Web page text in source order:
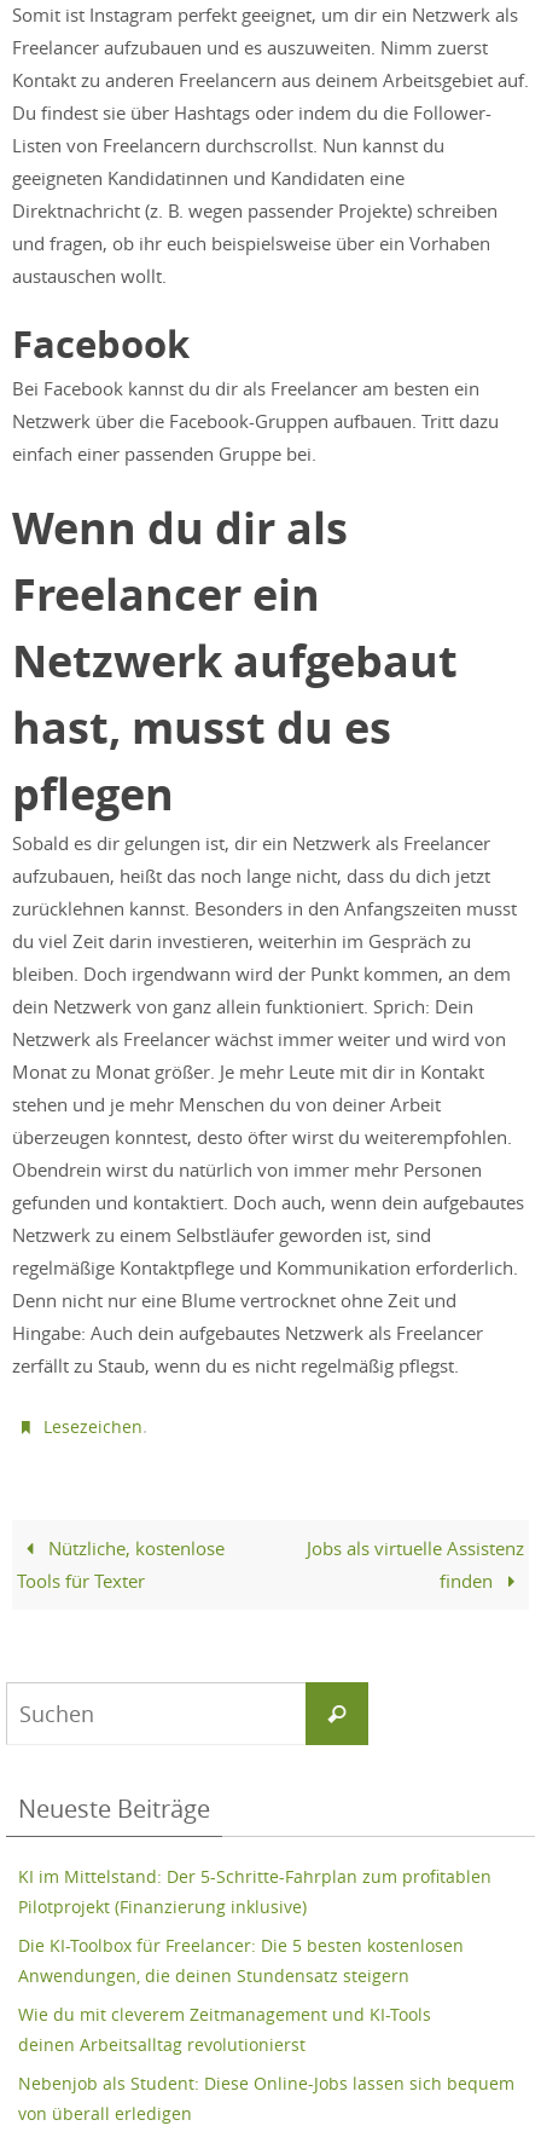
Somit ist Instagram perfekt geeignet, um dir ein Netzwerk als
Freelancer aufzubauen und es auszuweiten. Nimm zuerst
Kontakt zu anderen Freelancern aus deinem Arbeitsgebiet auf.
Du findest sie über Hashtags oder indem du die Follower-
Listen von Freelancern durchscrollst. Nun kannst du
geeigneten Kandidatinnen und Kandidaten eine
Direktnachricht (z. B. wegen passender Projekte) schreiben
und fragen, ob ihr euch beispielsweise über ein Vorhaben
austauschen wollt.
Facebook
Bei Facebook kannst du dir als Freelancer am besten ein
Netzwerk über die Facebook-Gruppen aufbauen. Tritt dazu
einfach einer passenden Gruppe bei.
Wenn du dir als
Freelancer ein
Netzwerk aufgebaut
hast, musst du es
pflegen
Sobald es dir gelungen ist, dir ein Netzwerk als Freelancer
aufzubauen, heißt das noch lange nicht, dass du dich jetzt
zurücklehnen kannst. Besonders in den Anfangszeiten musst
du viel Zeit darin investieren, weiterhin im Gespräch zu
bleiben. Doch irgendwann wird der Punkt kommen, an dem
dein Netzwerk von ganz allein funktioniert. Sprich: Dein
Netzwerk als Freelancer wächst immer weiter und wird von
Monat zu Monat größer. Je mehr Leute mit dir in Kontakt
stehen und je mehr Menschen du von deiner Arbeit
überzeugen konntest, desto öfter wirst du weiterempfohlen.
Obendrein wirst du natürlich von immer mehr Personen
gefunden und kontaktiert. Doch auch, wenn dein aufgebautes
Netzwerk zu einem Selbstläufer geworden ist, sind
regelmäßige Kontaktpflege und Kommunikation erforderlich.
Denn nicht nur eine Blume vertrocknet ohne Zeit und
Hingabe: Auch dein aufgebautes Netzwerk als Freelancer
zerfällt zu Staub, wenn du es nicht regelmäßig pflegst.
Lesezeichen.
Nützliche, kostenlose
Tools für Texter
Jobs als virtuelle Assistenz
finden
Suchen
Neueste Beiträge
KI im Mittelstand: Der 5-Schritte-Fahrplan zum profitablen
Pilotprojekt (Finanzierung inklusive)
Die KI-Toolbox für Freelancer: Die 5 besten kostenlosen
Anwendungen, die deinen Stundensatz steigern
Wie du mit cleverem Zeitmanagement und KI-Tools
deinen Arbeitsalltag revolutionierst
Nebenjob als Student: Diese Online-Jobs lassen sich bequem
von überall erledigen